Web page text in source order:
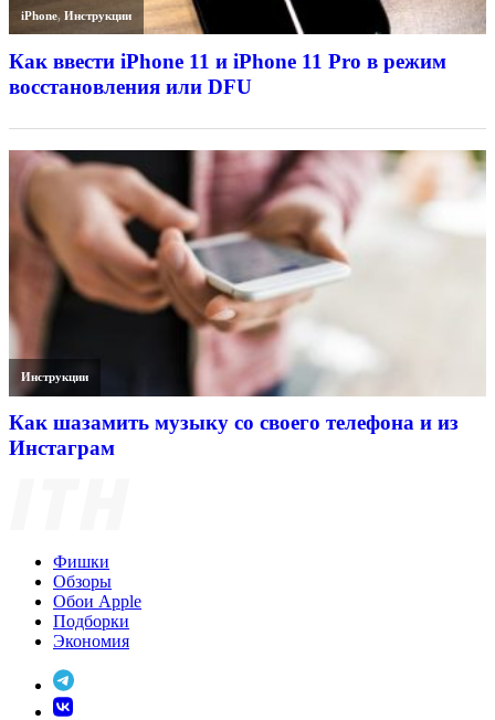
iPhone,Инструкции
Как ввести iPhone 11 и iPhone 11 Pro в режим
восстановления или DFU
Инструкции
Как шазамить музыку со своего телефона и из
Инстаграм
Фишки
Обзоры
Обои Apple
Подборки
Экономия